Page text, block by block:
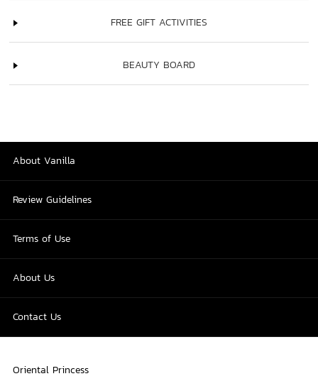
FREE GIFT ACTIVITIES
BEAUTY BOARD
About Vanilla
Review Guidelines
Terms of Use
About Us
Contact Us
Oriental Princess